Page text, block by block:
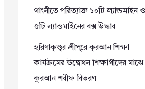
গাংনীতে পরিত্যাক্ত ১০টি ল্যান্ডমাইন ও
৫টি ল্যান্ডমাইনের বক্স উদ্ধার
হরিণাকুণ্ডুর শ্রীপুরে কুরআন শিক্ষা
কার্যক্রমের উদ্বোধন শিক্ষার্থীদের মাঝে
কুরআন শরীফ বিতরণ